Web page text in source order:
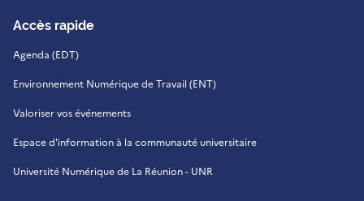
Accès rapide
Agenda (EDT)
Environnement Numérique de Travail (ENT)
Valoriser vos événements
Espace d'information à la communauté universitaire
Université Numérique de La Réunion - UNR